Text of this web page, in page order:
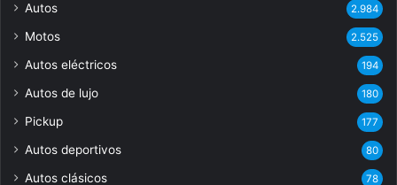
Autos 2.984
Motos 2.525
Autos eléctricos 194
Autos de lujo 180
Pickup 177
Autos deportivos 80
Autos clásicos 78